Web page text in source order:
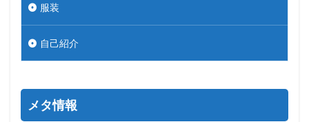
服装
自己紹介
メタ情報